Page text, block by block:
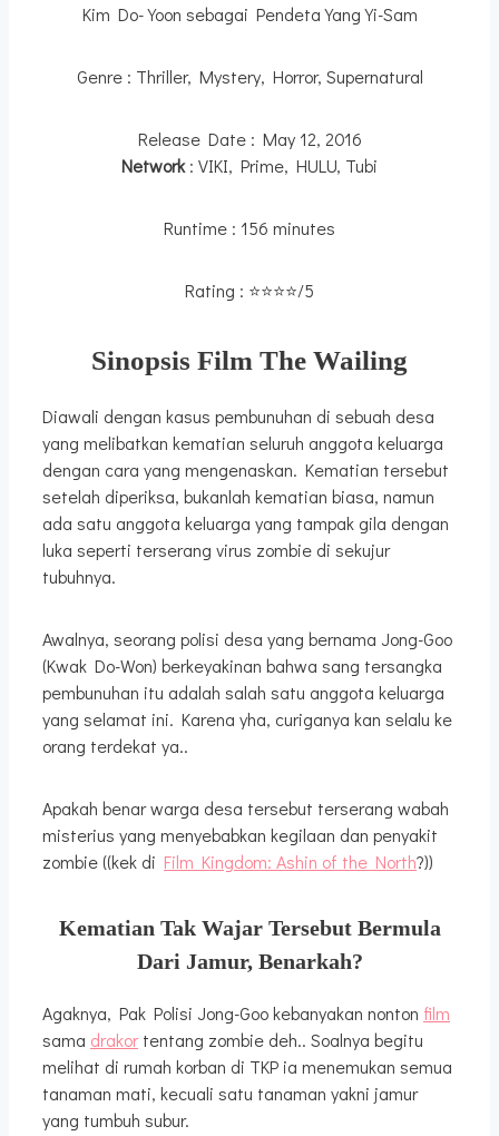
Kim Do-Yoon sebagai Pendeta Yang Yi-Sam
Genre : Thriller, Mystery, Horror, Supernatural
Release Date : May 12, 2016
Network: VIKI, Prime, HULU, Tubi
Runtime : 156 minutes
Rating : ⭐⭐⭐⭐/5
Sinopsis Film The Wailing
Diawali dengan kasus pembunuhan di sebuah desa
yang melibatkan kematian seluruh anggota keluarga
dengan cara yang mengenaskan. Kematian tersebut
setelah diperiksa, bukanlah kematian biasa, namun
ada satu anggota keluarga yang tampak gila dengan
luka seperti terserang virus zombie di sekujur
tubuhnya.
Awalnya, seorang polisi desa yang bernama Jong-Goo
(Kwak Do-Won) berkeyakinan bahwa sang tersangka
pembunuhan itu adalah salah satu anggota keluarga
yang selamat ini. Karena yha, curiganya kan selalu ke
orang terdekat ya..
Apakah benar warga desa tersebut terserang wabah
misterius yang menyebabkan kegilaan dan penyakit
zombie ((kek di Film Kingdom: Ashin of the North?))
Kematian Tak Wajar Tersebut Bermula
Dari Jamur, Benarkah?
Agaknya, Pak Polisi Jong-Goo kebanyakan nonton film
sama drakortentang zombie deh.. Soalnya begitu
melihat di rumah korban di TKP ia menemukan semua
tanaman mati, kecuali satu tanaman yakni jamur
yang tumbuh subur.